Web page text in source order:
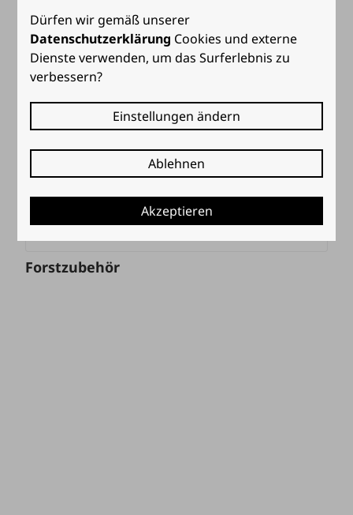
Forstzubehör
Dürfen wir gemäß unserer
Datenschutzerklärung Cookies und externe
Dienste verwenden, um das Surferlebnis zu
verbessern?
Einstellungen ändern
Ablehnen
Akzeptieren